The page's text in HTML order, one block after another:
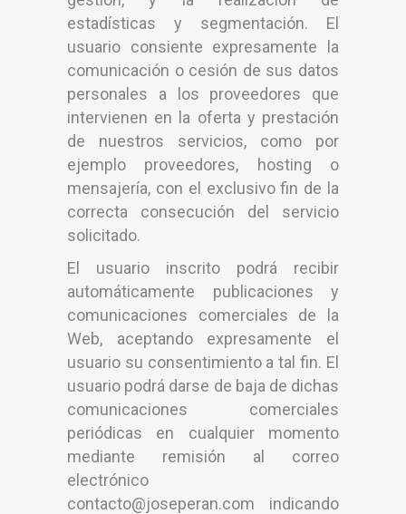
estadísticas y segmentación. El
usuario consiente expresamente la
comunicación o cesión de sus datos
personales a los proveedores que
intervienen en la oferta y prestación
de nuestros servicios, como por
ejemplo proveedores, hosting o
mensajería, con el exclusivo fin de la
correcta consecución del servicio
solicitado.
El usuario inscrito podrá recibir
automáticamente publicaciones y
comunicaciones comerciales de la
Web, aceptando expresamente el
usuario su consentimiento a tal fin. El
usuario podrá darse de baja de dichas
comunicaciones comerciales
periódicas en cualquier momento
mediante remisión al correo
electrónico
contacto@joseperan.com indicando